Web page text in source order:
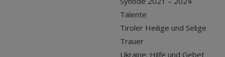
Talente
Tiroler Heilige und Selige
Trauer
Ukraine: Hilfe und Gebet